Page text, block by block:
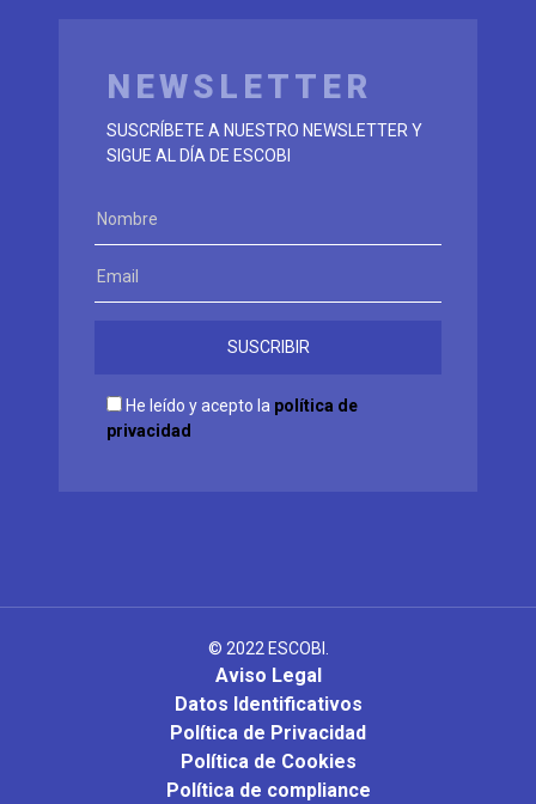
NEWSLETTER
SUSCRÍBETE A NUESTRO NEWSLETTER Y
SIGUE AL DÍA DE ESCOBI
He leído y acepto la política de
privacidad
© 2022 ESCOBI.
Aviso Legal
Datos Identificativos
Política de Privacidad
Política de Cookies
Política de compliance